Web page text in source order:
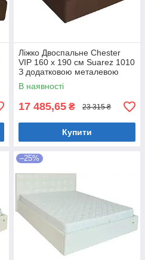
Ліжко Двоспальне Chester
VIP 160 х 190 см Suarez 1010
З додатковою металевою
цільнозварною рамою
Коричневий
В наявності
17 485,65 ₴ 23 315 ₴
Купити
–25%